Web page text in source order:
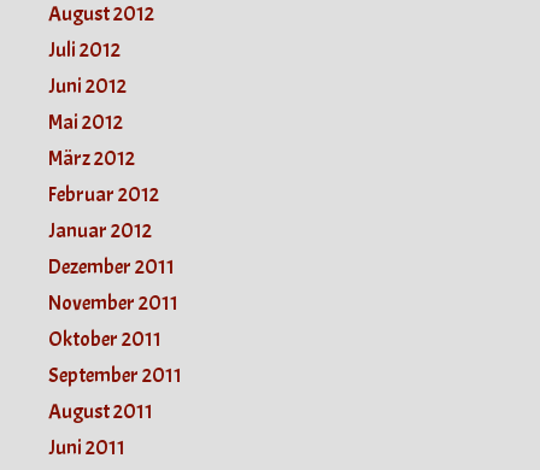
August 2012
Juli 2012
Juni 2012
Mai 2012
März 2012
Februar 2012
Januar 2012
Dezember 2011
November 2011
Oktober 2011
September 2011
August 2011
Juni 2011